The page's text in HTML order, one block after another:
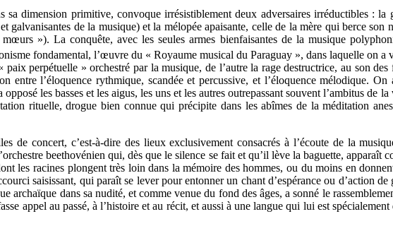
dimension primitive, convoque irrésistiblement deux adversaires irréductibles :
galvanisantes de la musique) et la mélopée apaisante, celle de la mère qui berce
»). La conquête, avec les seules armes bienfaisantes de la musique
fondamental, l’œuvre du « Royaume musical du Paraguay », dans laquelle on a
perpétuelle » orchestré par la musique, de l’autre la rage destructrice, au son
entre l’éloquence rythmique, scandée et percussive, et l’éloquence mélodique.
les basses et les aigus, les uns et les autres outrepassant souvent l’ambitus de
rituelle, drogue bien connue qui précipite dans les abîmes de la méditation
de concert, c’est-à-dire des lieux exclusivement consacrés à l’écoute de la
beethovénien qui, dès que le silence se fait et qu’il lève la baguette, apparaît
les racines plongent très loin dans la mémoire des hommes, ou du moins en
saisissant, qui paraît se lever pour entonner un chant d’espérance ou d’action
archaïque dans sa nudité, et comme venue du fond des âges, a sonné le
appel au passé, à l’histoire et au récit, et aussi à une langue qui lui est